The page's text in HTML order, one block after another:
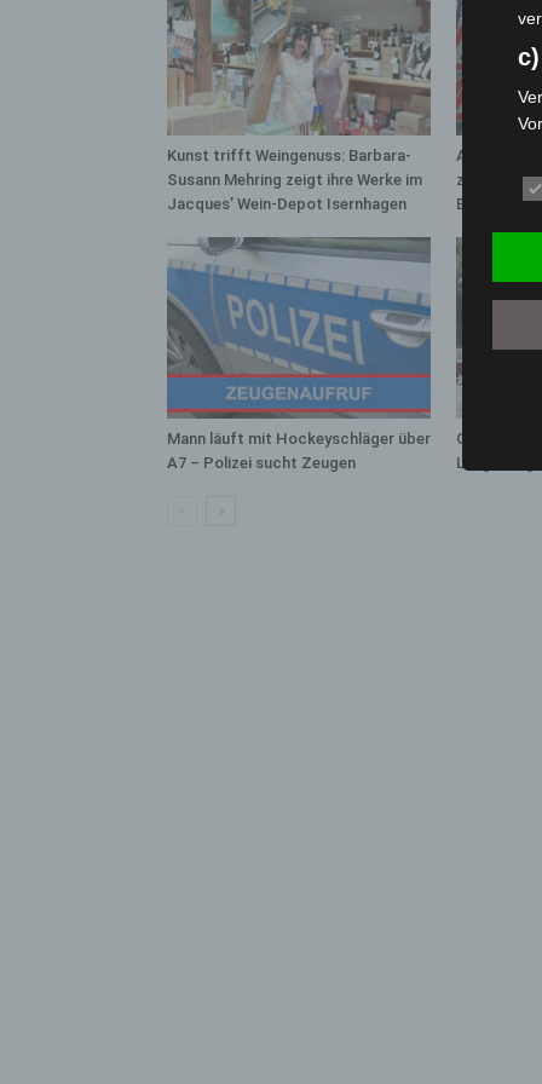
Kunst trifft Weingenuss: Barbara-
Susann Mehring zeigt ihre Werke im
Jacques’ Wein-Depot Isernhagen
A2: Zweite
zwischen
Bothfeld
Mann läuft mit Hockeyschläger über
A7 – Polizei sucht Zeugen
Gasleitung